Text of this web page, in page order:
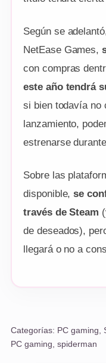
Según se
NetEase Games,
con compras
este año tendrá
si bien todavía no
lanzamiento,
estrenarse
Sobre las
disponible,se
través de Steam
de deseados),
llegará o no a
Categorías: PC gaming,
PC gaming, spiderman